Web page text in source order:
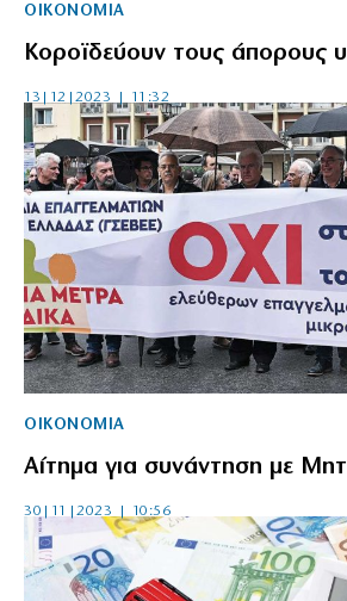
ΟΙΚΟΝΟΜΙΑ
Κοροϊδεύουν τους άπορους
13|12|2023 | 11:32
ΟΙΚΟΝΟΜΙΑ
Αίτημα για συνάντηση με
30|11|2023 | 10:56